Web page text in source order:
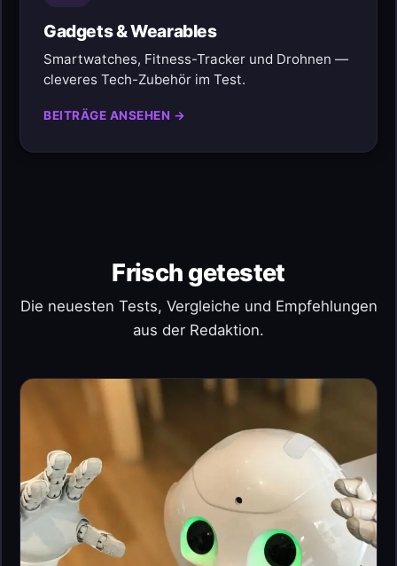
Gadgets & Wearables
Smartwatches, Fitness-Tracker und Drohnen —
cleveres Tech-Zubehör im Test.
BEITRÄGE ANSEHEN →
Frisch getestet
Die neuesten Tests, Vergleiche und Empfehlungen
aus der Redaktion.